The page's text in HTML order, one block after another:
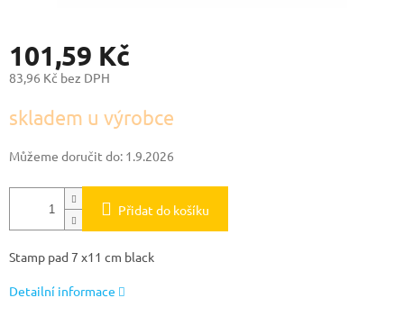
101,59 Kč
83,96 Kč bez DPH
cena:
skladem u výrobce
Můžeme doručit do: 1.9.2026
Přidat do košíku
Stamp pad 7 x11 cm black
Detailní informace